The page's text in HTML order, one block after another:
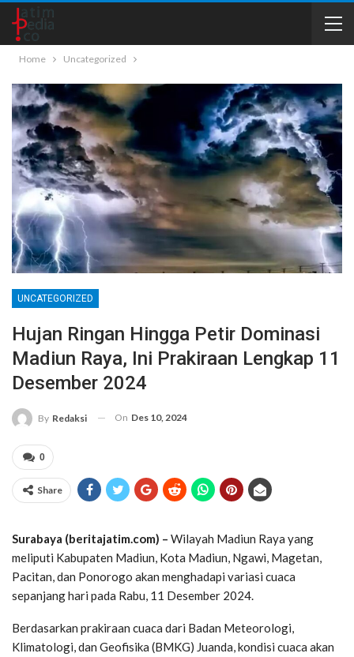
Home Uncategorized
UNCATEGORIZED
Hujan Ringan Hingga Petir Dominasi
Madiun Raya, Ini Prakiraan Lengkap 11
Desember 2024
By Redaksi On Des 10, 2024
0
Share
Surabaya (beritajatim.com) – Wilayah Madiun Raya yang
meliputi Kabupaten Madiun, Kota Madiun, Ngawi, Magetan,
Pacitan, dan Ponorogo akan menghadapi variasi cuaca
sepanjang hari pada Rabu, 11 Desember 2024.
Berdasarkan prakiraan cuaca dari Badan Meteorologi,
Klimatologi, dan Geofisika (BMKG) Juanda, kondisi cuaca akan